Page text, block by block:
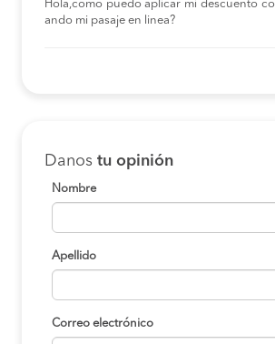
Hola,como puedo aplicar mi descuento
ando mi pasaje en linea?
Danos tu opinión
Nombre
Apellido
Correo electrónico